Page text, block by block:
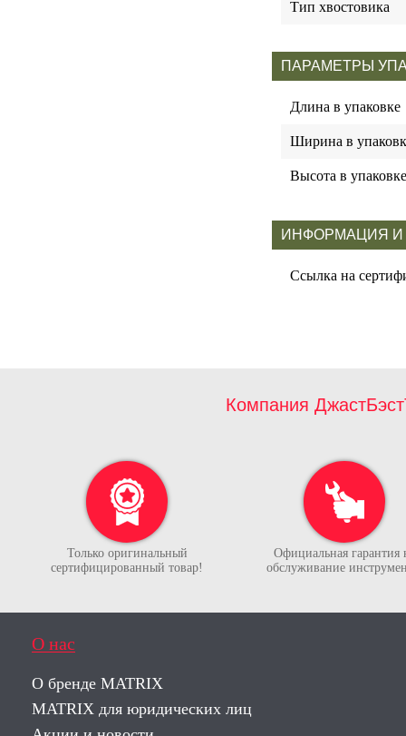
Тип хвостовика
ПАРАМЕТРЫ
Длина в упаковке
Ширина в
Высота в упаковке
ИНФОРМАЦИЯ И
Ссылка на
Компания
Только оригинальный
сертифицированный товар!
Официальная гарантия
обслуживание
О нас
О бренде MATRIX
MATRIX для юридических лиц